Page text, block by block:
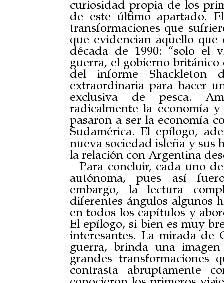
curiosidad propia de los
de este último apartado.
transformaciones que
que evidencian aquello
década de 1990: “solo el
guerra, el gobierno
del informe Shackleton
extraordinaria para hacer
exclusiva de pesca.
radicalmente la economía
pasaron a ser la economía
Sudamérica. El epílogo,
nueva sociedad isleña y sus
la relación con Argentina
Para concluir, cada uno
autónoma, pues así
embargo, la lectura
diferentes ángulos algunos
en todos los capítulos y
El epílogo, si bien es muy
interesantes. La mirada de
guerra, brinda una
grandes
contrasta abruptamente